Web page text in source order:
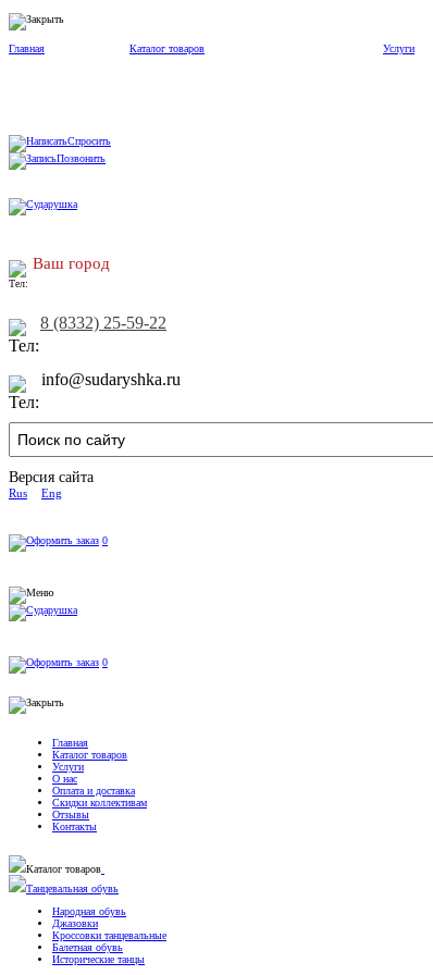
Главная Каталог товаров Услуги
Спросить
Позвонить
Ваш город
8 (8332) 25-59-22
info@sudaryshka.ru
Версия сайта
Rus Eng
0
0
Главная
Каталог товаров
Услуги
О нас
Оплата и доставка
Скидки коллективам
Отзывы
Контакты
Каталог товаров
Танцевальная обувь
Народная обувь
Джазовки
Кроссовки танцевальные
Балетная обувь
Исторические танцы